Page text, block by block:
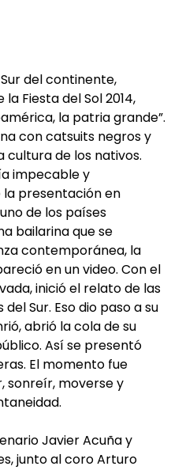
del continente,
Fiesta del Sol 2014,
la patria grande”.
con catsuits negros y
cultura de los nativos.
impecable y
la presentación en
de los países
bailarina que se
contemporánea, la
en un video. Con el
inició el relato de las
Sur. Eso dio paso a su
abrió la cola de su
Así se presentó
El momento fue
sonreír, moverse y
Javier Acuña y
junto al coro Arturo